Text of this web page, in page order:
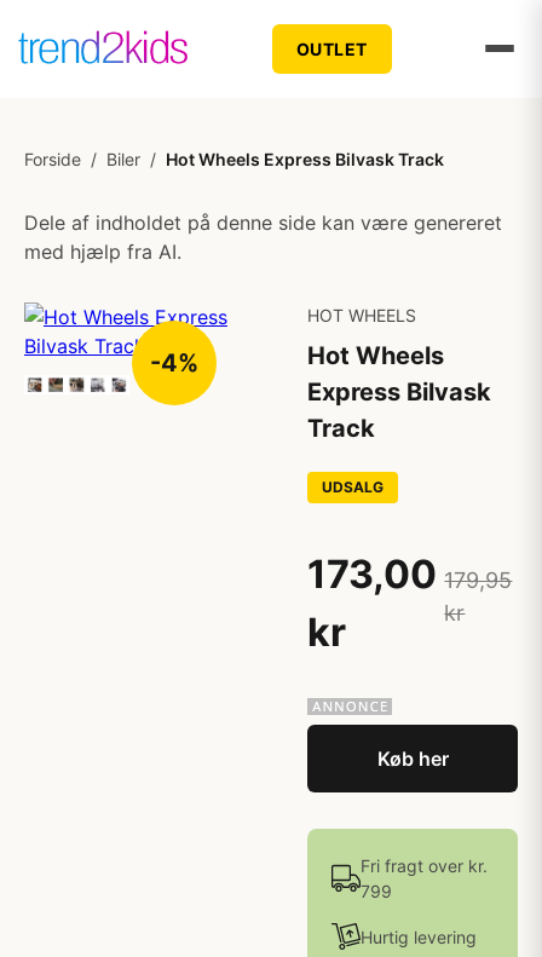
OUTLET
Forside / Biler / Hot Wheels Express Bilvask Track
Dele af indholdet på denne side kan være genereret
med hjælp fra AI.
-4%
HOT WHEELS
Hot Wheels
Express Bilvask
Track
UDSALG
173,00
kr
179,95
kr
Køb her
Fri fragt over kr.
799
Hurtig levering